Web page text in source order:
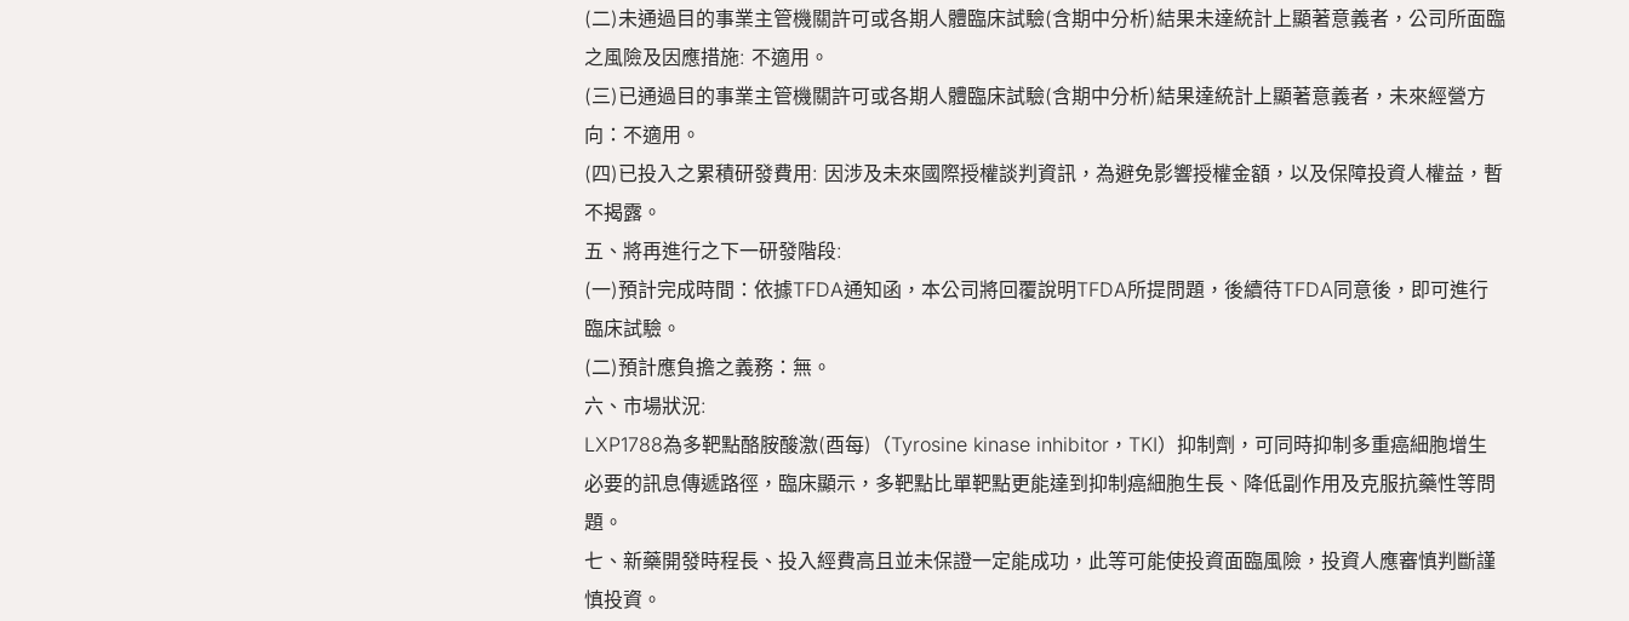
(二)未通過目的事業主管機關許可或各期人體臨床試驗(含期中分析)結果未達統計上顯著意義者，公司所面臨
之風險及因應措施: 不適用。
(三)已通過目的事業主管機關許可或各期人體臨床試驗(含期中分析)結果達統計上顯著意義者，未來經營方
向：不適用。
(四)已投入之累積研發費用: 因涉及未來國際授權談判資訊，為避免影響授權金額，以及保障投資人權益，暫
不揭露。
五、將再進行之下一研發階段:
(一)預計完成時間：依據TFDA通知函，本公司將回覆說明TFDA所提問題，後續待TFDA同意後，即可進行
臨床試驗。
(二)預計應負擔之義務：無。
六、市場狀況:
LXP1788為多靶點酪胺酸激(酉每)（Tyrosine kinase inhibitor，TKI）抑制劑，可同時抑制多重癌細胞增生
必要的訊息傳遞路徑，臨床顯示，多靶點比單靶點更能達到抑制癌細胞生長、降低副作用及克服抗藥性等問
題。
七、新藥開發時程長、投入經費高且並未保證一定能成功，此等可能使投資面臨風險，投資人應審慎判斷謹
慎投資。